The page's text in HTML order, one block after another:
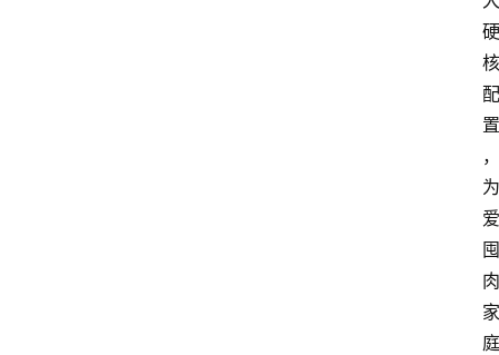
硬
核
配
置
，
为
爱
囤
肉
家
庭